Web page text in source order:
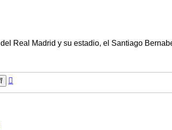
Real Madrid y su estadio, el Santiago
Buscar